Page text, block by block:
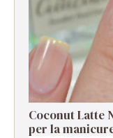
Coconut Latte
per la